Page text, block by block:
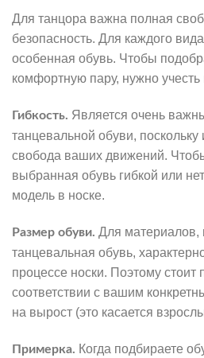
Для танцора важна полная
безопасность. Для каждого
особенная обувь. Чтобы
комфортную пару, нужно
Гибкость. Является очень
танцевальной обуви,
свобода ваших движений.
выбранная обувь гибкой или
модель в носке.
Размер обуви. Для материалов,
танцевальная обувь,
процессе носки. Поэтому стоит
соответствии с вашим
на вырост (это касается
Примерка. Когда подбираете